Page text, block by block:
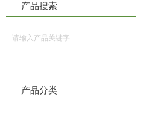
产品搜索
产品分类